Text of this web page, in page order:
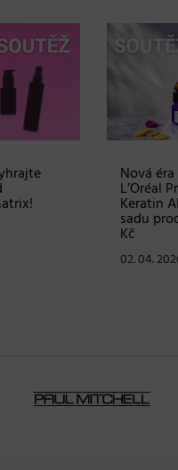
Nová
L’Oréal
Keratin
sadu
Kč
02. 04.